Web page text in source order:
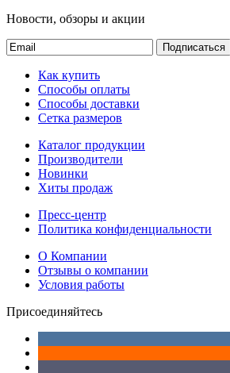
Новости, обзоры и акции
Подписаться
Как купить
Способы оплаты
Способы доставки
Сетка размеров
Каталог продукции
Производители
Новинки
Хиты продаж
Пресс-центр
Политика конфиденциальности
О Компании
Отзывы о компании
Условия работы
Присоединяйтесь